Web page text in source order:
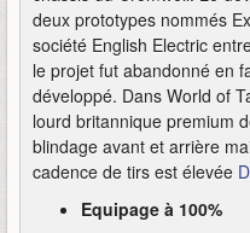
deux prototypes nommés
société English Electric
le projet fut abandonné en
développé. Dans World of
lourd britannique premium
blindage avant et arrière
cadence de tirs est élevée
Equipage à 100%